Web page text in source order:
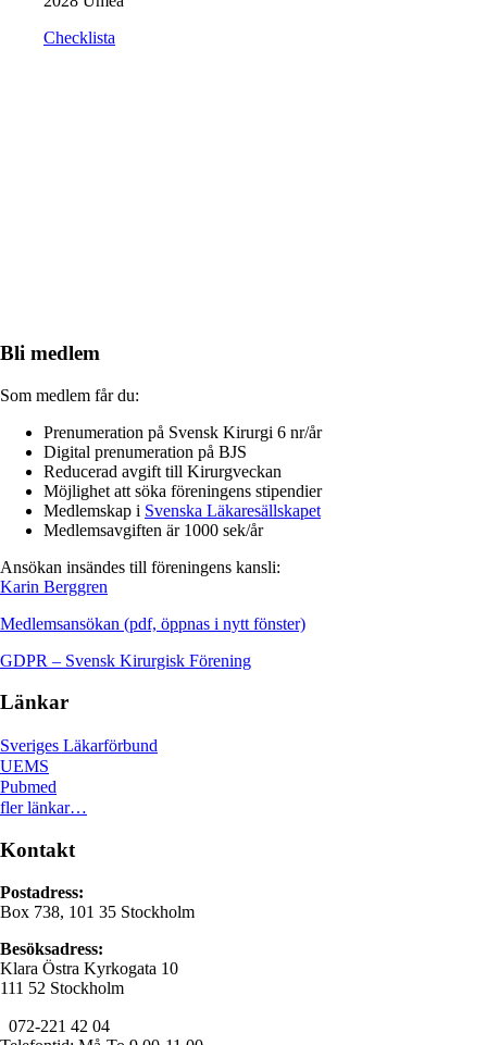
Checklista
Bli medlem
Som medlem får du:
Prenumeration på Svensk Kirurgi 6 nr/år
Digital prenumeration på BJS
Reducerad avgift till Kirurgveckan
Möjlighet att söka föreningens stipendier
Medlemskap i Svenska Läkaresällskapet
Medlemsavgiften är 1000 sek/år
Ansökan insändes till föreningens kansli:
Karin Berggren
Medlemsansökan (pdf, öppnas i nytt fönster)
GDPR – Svensk Kirurgisk Förening
Länkar
Sveriges Läkarförbund
UEMS
Pubmed
fler länkar…
Kontakt
Postadress:
Box 738, 101 35 Stockholm
Besöksadress:
Klara Östra Kyrkogata 10
111 52 Stockholm
072-221 42 04